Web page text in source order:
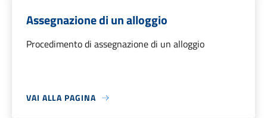
Assegnazione di un alloggio
Procedimento di assegnazione di un alloggio
VAI ALLA PAGINA